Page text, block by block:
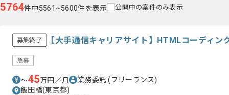
5764件中5561~5600件を表示 公開中の案件のみ表示
募集終了 【大手通信キャリアサイト】HTMLコーディ
急募
〜45万円／月 業務委託(フリーランス)
飯田橋(東京都)